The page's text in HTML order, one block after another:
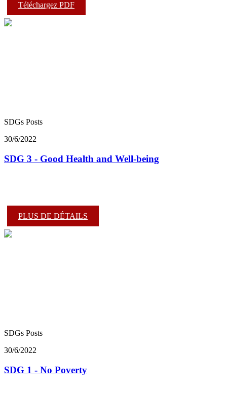
Téléchargez PDF
SDGs Posts
30/6/2022
SDG 3 - Good Health and Well-being
PLUS DE DÉTAILS
SDGs Posts
30/6/2022
SDG 1 - No Poverty